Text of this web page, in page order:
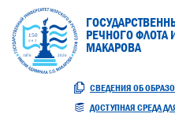
РЕЧНОГО ФЛОТА
МАКАРОВА
СВЕДЕНИЯ ОБ
ДОСТУПНАЯ СРЕДА